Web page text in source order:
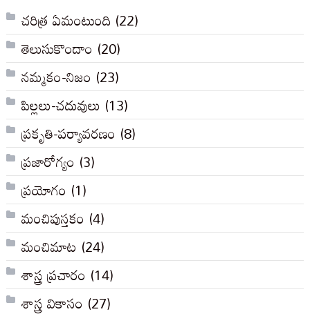
చరిత్ర ఏమంటుంది (22)
తెలుసుకొందాం (20)
నమ్మకం-నిజం (23)
పిల్లలు-చదువులు (13)
ప్రకృతి-పర్యావరణం (8)
ప్రజారోగ్యం (3)
ప్రయోగం (1)
మంచిపుస్తకం (4)
మంచిమాట (24)
శాస్త్ర ప్రచారం (14)
శాస్త్ర వికాసం (27)